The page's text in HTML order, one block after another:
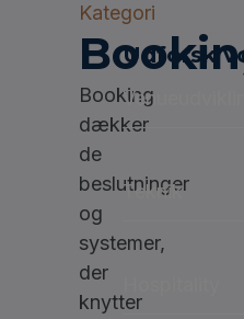
Kategori
Booking
dækker
de
beslutninger
og
systemer,
der
knytter
Udforsk
Teknik